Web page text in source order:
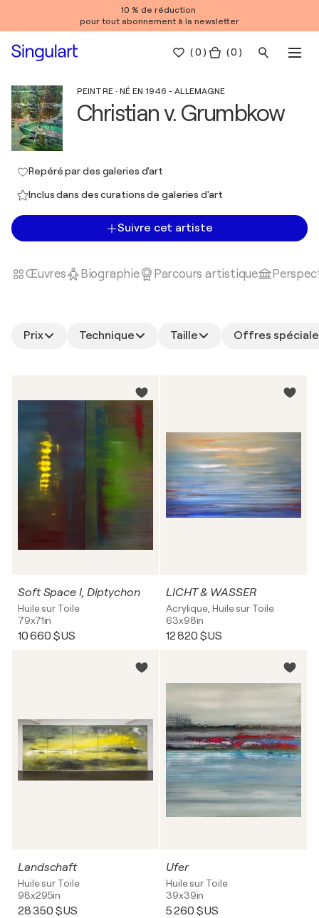
10 % de réduction
pour tout abonnement à la newsletter
(0 ) ( 0 )
PEINTRE · NÉ EN 1946 - ALLEMAGNE
Christian v. Grumbkow
Repéré par des galeries d'art
Inclus dans des curations de galeries d'art
Suivre cet artiste
Œuvres Biographie Parcours artistique
Prix Technique Taille Offres
Soft Space I, Diptychon
Huile sur Toile
79x71in
10 660 $US
LICHT & WASSER
Acrylique, Huile sur Toile
63x98in
12 820 $US
Landschaft
Huile sur Toile
98x295in
28 350 $US
Ufer
Huile sur Toile
39x39in
5 260 $US